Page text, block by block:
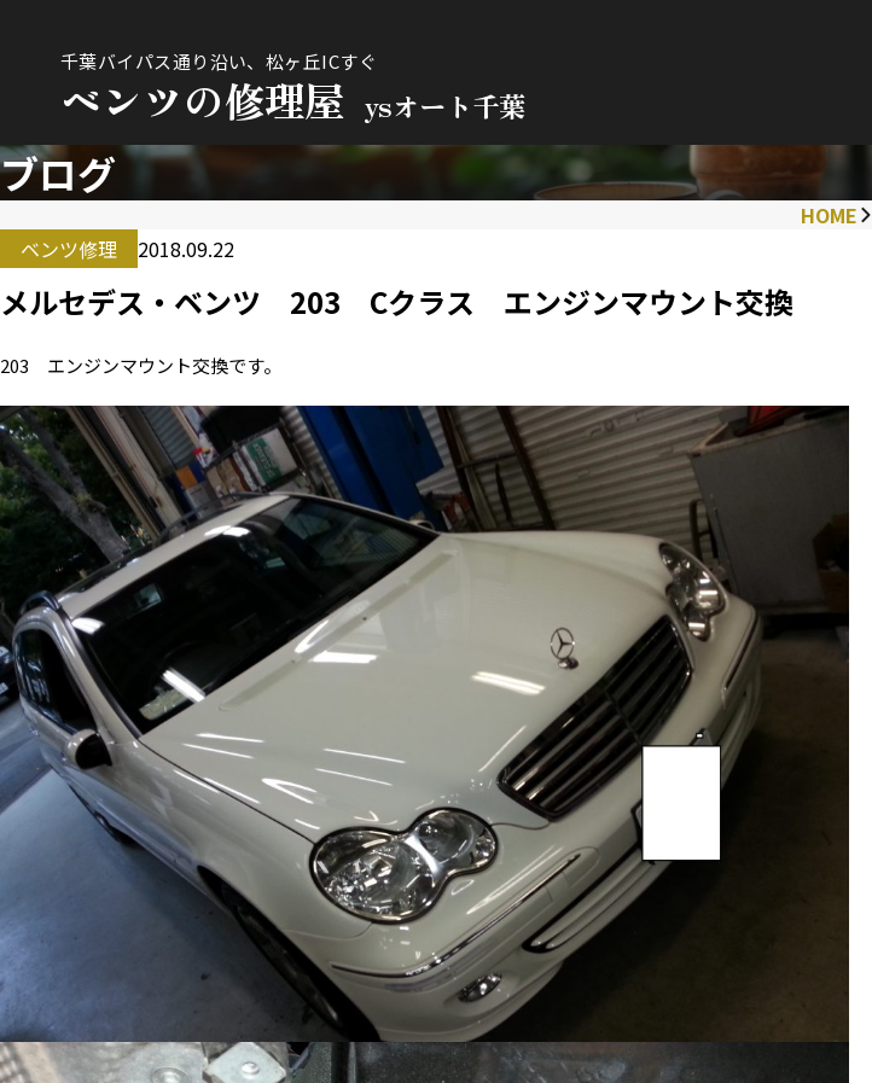
千葉バイパス通り沿い、松ヶ丘ICすぐ
ベンツの修理屋 ysオート千葉
ブログ
HOME
ベンツ修理
2018.09.22
メルセデス・ベンツ 203 Cクラス エンジンマウント交換
203 エンジンマウント交換です。